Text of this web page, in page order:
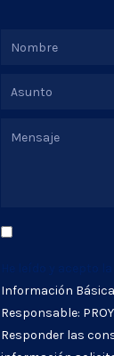
Información
Responsable:
Responder las